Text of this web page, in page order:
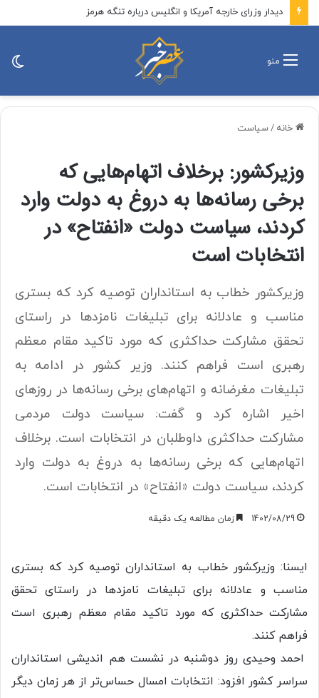
دیدار وزرای خارجه آمریکا و انگلیس درباره تنگه هرمز
منو
خانه /سیاست
وزیرکشور: برخلاف اتهام‌هایی که
برخی رسانه‌ها به دروغ به دولت وارد
کردند، سیاست دولت «انفتاح» در
انتخابات است
وزیرکشور خطاب به استانداران توصیه کرد که بستری
مناسب و عادلانه برای تبلیغات نامزد‌ها در راستای
تحقق مشارکت حداکثری که مورد تاکید مقام معظم
رهبری است فراهم کنند. وزیر کشور در ادامه به
تبلیغات مغرضانه و اتهام‌های برخی رسانه‌ها در روز‌های
اخیر اشاره کرد و گفت: سیاست دولت مردمی
مشارکت حداکثری داوطلبان در انتخابات است. برخلاف
اتهام‌هایی که برخی رسانه‌ها به دروغ به دولت وارد
کردند، سیاست دولت «انفتاح» در انتخابات است.
1402/08/29 زمان مطالعه یک دقیقه
ایسنا: وزیرکشور خطاب به استانداران توصیه‌ کرد که بستری
مناسب و عادلانه برای تبلیغات نامزدها در راستای تحقق
مشارکت حداکثری که مورد تاکید مقام معظم رهبری است
فراهم کنند.
احمد وحیدی روز دوشنبه در نشست هم اندیشی استانداران
سراسر کشور افزود: انتخابات امسال حساس‌تر از هر زمان دیگر